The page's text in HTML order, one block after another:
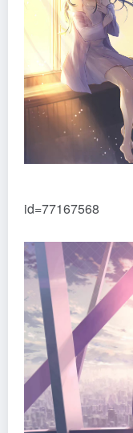
id=77167568